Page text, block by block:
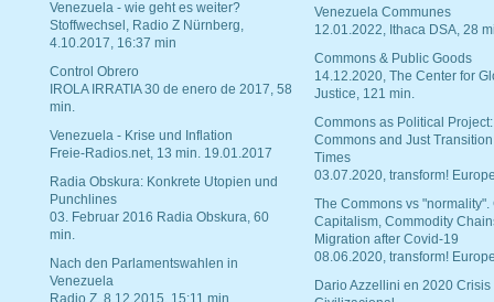
Venezuela - wie geht es weiter?
Stoffwechsel, Radio Z Nürnberg,
4.10.2017, 16:37 min
Control Obrero
IROLA IRRATIA 30 de enero de 2017, 58
min.
Venezuela - Krise und Inflation
Freie-Radios.net, 13 min. 19.01.2017
Radia Obskura: Konkrete Utopien und
Punchlines
03. Februar 2016 Radia Obskura, 60
min.
Nach den Parlamentswahlen in
Venezuela
Radio Z, 8.12.2015, 15:11 min
Venezuela Communes
12.01.2022, Ithaca DSA, 28
Commons & Public Goods
14.12.2020, The Center for
Justice, 121 min.
Commons as Political Project:
Commons and Just
Times
03.07.2020, transform!
The Commons vs "normality".
Capitalism, Commodity
Migration after Covid-19
08.06.2020, transform!
Dario Azzellini en 2020 Crisis